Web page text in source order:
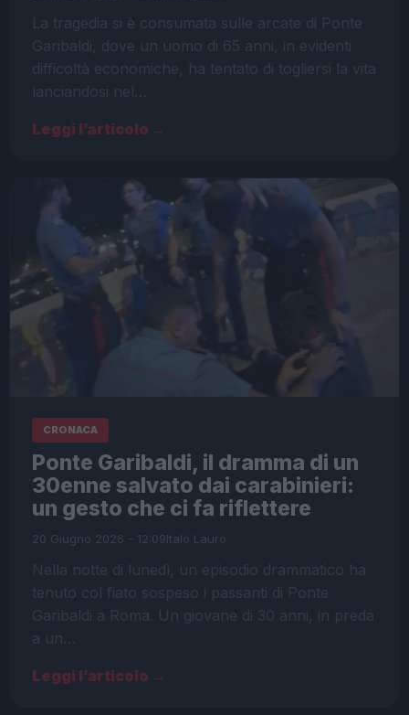
La tragedia si è consumata sulle arcate di Ponte
Garibaldi, dove un uomo di 65 anni, in evidenti
difficoltà economiche, ha tentato di togliersi la vita
lanciandosi nel…
Leggi l’articolo →
CRONACA
Ponte Garibaldi, il dramma di un
30enne salvato dai carabinieri:
un gesto che ci fa riflettere
20 Giugno 2026 - 12:09Italo Lauro
Nella notte di lunedì, un episodio drammatico ha
tenuto col fiato sospeso i passanti di Ponte
Garibaldi a Roma. Un giovane di 30 anni, in preda
a un…
Leggi l’articolo →